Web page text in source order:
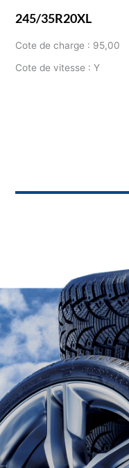
245/35R20XL
Cote de charge : 95,00
Cote de vitesse : Y